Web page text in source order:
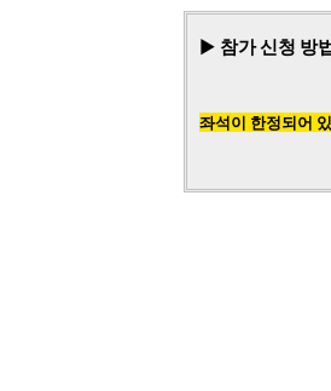
▶ 참가 신청 방
좌석이 한정되어